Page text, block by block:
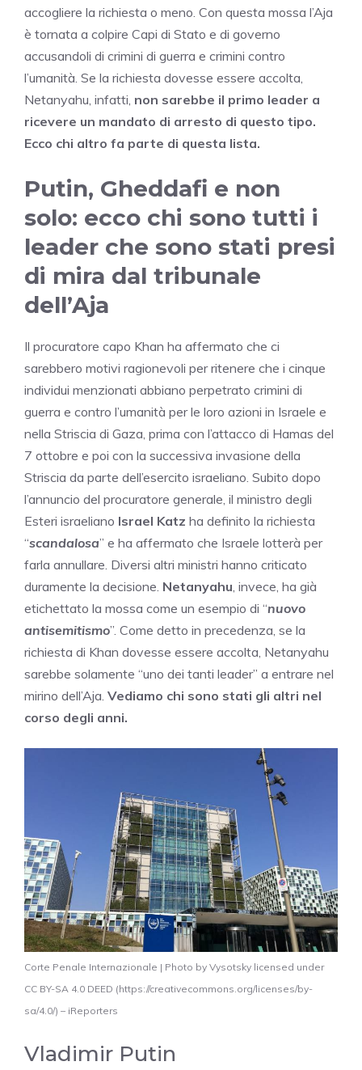
accogliere la richiesta o meno. Con questa mossa l’Aja
è tornata a colpire Capi di Stato e di governo
accusandoli di crimini di guerra e crimini contro
l’umanità. Se la richiesta dovesse essere accolta,
Netanyahu, infatti, non sarebbe il primo leader a
ricevere un mandato di arresto di questo tipo.
Ecco chi altro fa parte di questa lista.
Putin, Gheddafi e non
solo: ecco chi sono tutti i
leader che sono stati presi
di mira dal tribunale
dell’Aja
Il procuratore capo Khan ha affermato che ci
sarebbero motivi ragionevoli per ritenere che i cinque
individui menzionati abbiano perpetrato crimini di
guerra e contro l’umanità per le loro azioni in Israele e
nella Striscia di Gaza, prima con l’attacco di Hamas del
7 ottobre e poi con la successiva invasione della
Striscia da parte dell’esercito israeliano. Subito dopo
l’annuncio del procuratore generale, il ministro degli
Esteri israeliano Israel Katz ha definito la richiesta
“scandalosa” e ha affermato che Israele lotterà per
farla annullare. Diversi altri ministri hanno criticato
duramente la decisione. Netanyahu, invece, ha già
etichettato la mossa come un esempio di “nuovo
antisemitismo”. Come detto in precedenza, se la
richiesta di Khan dovesse essere accolta, Netanyahu
sarebbe solamente “uno dei tanti leader” a entrare nel
mirino dell’Aja. Vediamo chi sono stati gli altri nel
corso degli anni.
Corte Penale Internazionale | Photo by Vysotsky licensed under
CC BY-SA 4.0 DEED (https://creativecommons.org/licenses/by-
sa/4.0/) – iReporters
Vladimir Putin